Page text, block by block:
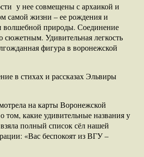
у нее совмещены с архаикой и
самой жизни – ее рождения и
волшебной природы. Соединение
сюжетным. Удивительная легкость
фигура в воронежской
в стихах и рассказах Эльвиры
на карты Воронежской
том, какие удивительные названия у
полный список сёл нашей
«Вас беспокоят из ВГУ –